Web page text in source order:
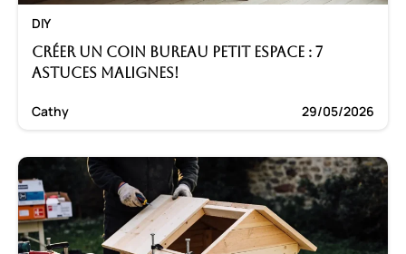
DIY
Créer un coin bureau petit espace : 7
astuces malignes!
Cathy 29/05/2026